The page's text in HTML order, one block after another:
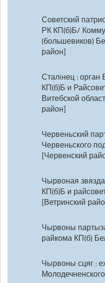
Советский
РК КП(б)Б/
(большевиков)
район]
Сталiнец : орган
КП(б)Б и
Витебской
район]
Червеньский
Червеньского
[Червенский
Чырвоная
КП(б)Б и
[Ветринский
Чырвоны
райкома КП(б)
Чырвоны сцяг :